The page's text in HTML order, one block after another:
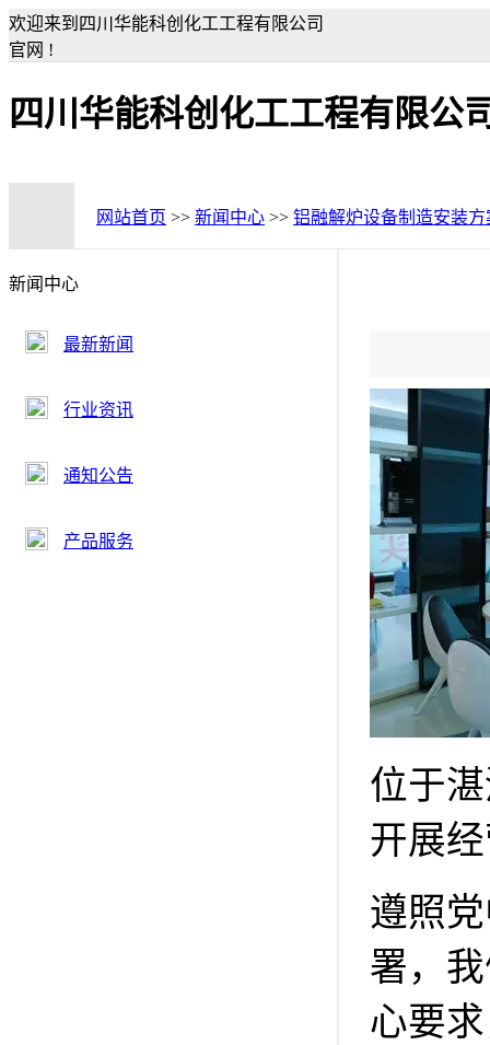
欢迎来到四川华能科创化工工程有限公司
官网 !
四川华能科创化工工程有限公
网站首页 >> 新闻中心 >> 铝融解炉设备制造安装
新闻中心
最新新闻
行业资讯
通知公告
产品服务
位于
开展
遵照
署，
心要